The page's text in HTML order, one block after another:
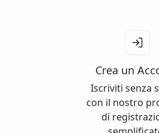
Crea un
Iscriviti senza
con il nostro
di